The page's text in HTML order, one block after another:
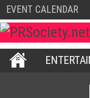
EVENT CALENDAR